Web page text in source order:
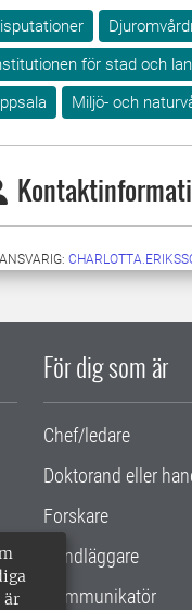
är
för stad och
Miljö- och
För dig som är
Chef/ledare
Doktorand eller
Forskare
Handläggare
Kommunikatör